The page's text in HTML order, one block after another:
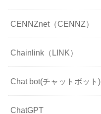
CENNZnet（CENNZ）
Chainlink（LINK）
Chat bot(チャットボット)
ChatGPT